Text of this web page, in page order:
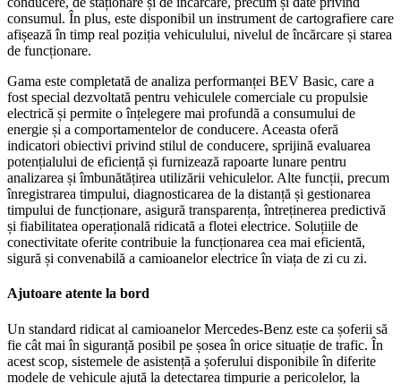
consumul. În plus, este disponibil un instrument de cartografiere care
afișează în timp real poziția vehiculului, nivelul de încărcare și starea
de funcționare.
Gama este completată de analiza performanței BEV Basic, care a
fost special dezvoltată pentru vehiculele comerciale cu propulsie
electrică și permite o înțelegere mai profundă a consumului de
energie și a comportamentelor de conducere. Aceasta oferă
indicatori obiectivi privind stilul de conducere, sprijină evaluarea
potențialului de eficiență și furnizează rapoarte lunare pentru
analizarea și îmbunătățirea utilizării vehiculelor. Alte funcții, precum
înregistrarea timpului, diagnosticarea de la distanță și gestionarea
timpului de funcționare, asigură transparența, întreținerea predictivă
și fiabilitatea operațională ridicată a flotei electrice. Soluțiile de
conectivitate oferite contribuie la funcționarea cea mai eficientă,
sigură și convenabilă a camioanelor electrice în viața de zi cu zi.
Ajutoare atente la bord
Un standard ridicat al camioanelor Mercedes-Benz este ca șoferii să
fie cât mai în siguranță posibil pe șosea în orice situație de trafic. În
acest scop, sistemele de asistență a șoferului disponibile în diferite
modele de vehicule ajută la detectarea timpurie a pericolelor, la